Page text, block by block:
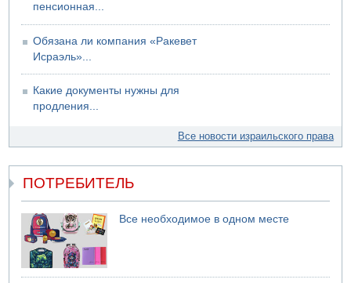
пенсионная...
Обязана ли компания «Ракевет
Исраэль»...
Какие документы нужны для
продления...
Все новости израильского права
ПОТРЕБИТЕЛЬ
Все необходимое в одном месте